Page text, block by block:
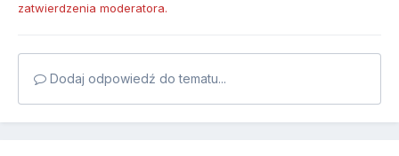
zatwierdzenia moderatora.
Dodaj odpowiedź do tematu...